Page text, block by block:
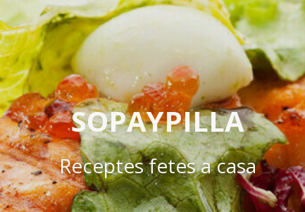
SOPAYPILLA
Receptes fetes a casa